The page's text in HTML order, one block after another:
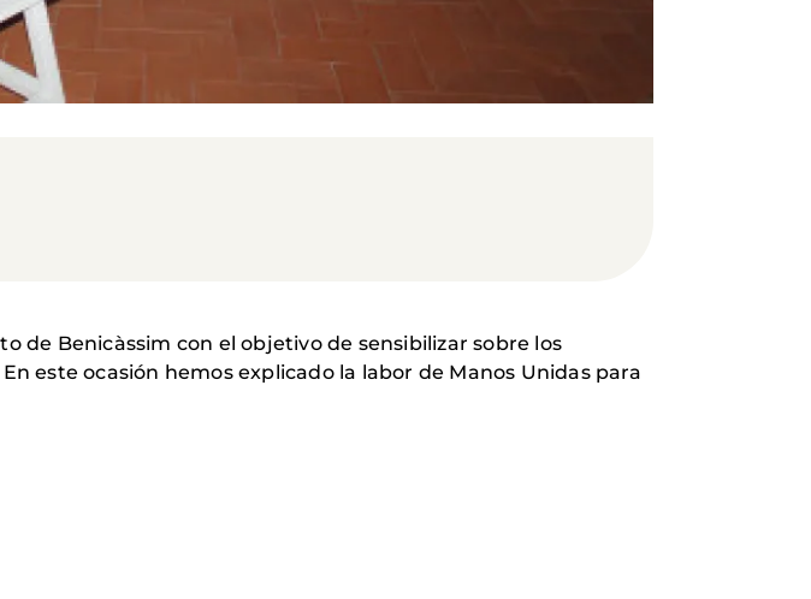
de Benicàssim con el objetivo de sensibilizar sobre los
este ocasión hemos explicado la labor de Manos Unidas para